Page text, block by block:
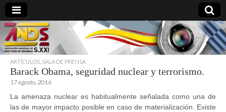
directoresdeseguridad.es
ARTÍCULOS SALA DE PRENSA
Barack Obama, seguridad nuclear y terrorismo.
17 agosto, 2016
La amenaza nuclear es habitualmente señalada como una de
las de mayor impacto posible en caso de materialización. Existe